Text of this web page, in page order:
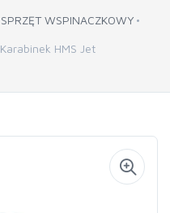
SPRZĘT WSPINACZKOWY
Karabinek HMS Jet